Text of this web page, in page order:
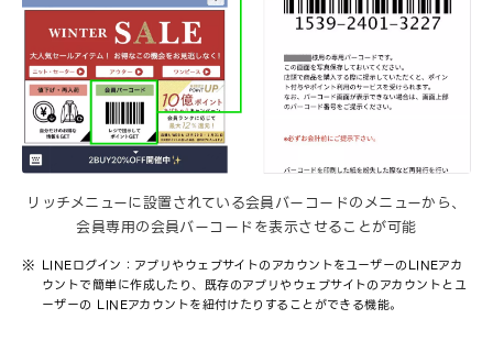
リッチメニューに設置されている会員バーコードのメニューから、
会員専用の会員バーコードを表示させることが可能
LINEログイン：アプリやウェブサイトのアカウントをユーザーのLINEアカ
ウントで簡単に作成したり、既存のアプリやウェブサイトのアカウントとユ
ーザーの LINEアカウントを紐付けたりすることができる機能。